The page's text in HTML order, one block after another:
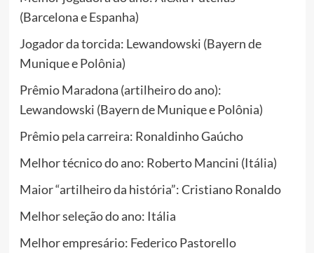
(Barcelona e Espanha)
Jogador da torcida: Lewandowski (Bayern de
Munique e Polônia)
Prêmio Maradona (artilheiro do ano):
Lewandowski (Bayern de Munique e Polônia)
Prêmio pela carreira: Ronaldinho Gaúcho
Melhor técnico do ano: Roberto Mancini (Itália)
Maior “artilheiro da história”: Cristiano Ronaldo
Melhor seleção do ano: Itália
Melhor empresário: Federico Pastorello